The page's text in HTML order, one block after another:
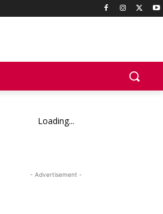
Loading...
- Advertisement -